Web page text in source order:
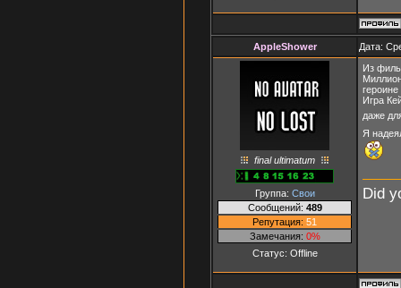
AppleShower Дата:
final ultimatum
Группа: Свои
Сообщений: 489
Репутация: 51
Замечания: 0%
Статус: Offline
Из
Игра
даже
Я
Did